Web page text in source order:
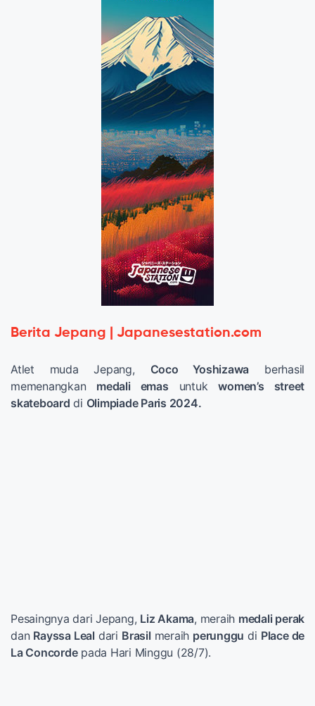
Berita Jepang | Japanesestation.com
Atlet muda Jepang, Coco Yoshizawa berhasil
memenangkan medali emas untukwomen’s street
skateboard di Olimpiade Paris 2024.
Pesaingnya dari Jepang, Liz Akama, meraih medali perak
dan Rayssa Leal dari Brasil meraih perunggu di Place de
La Concordepada Hari Minggu (28/7).